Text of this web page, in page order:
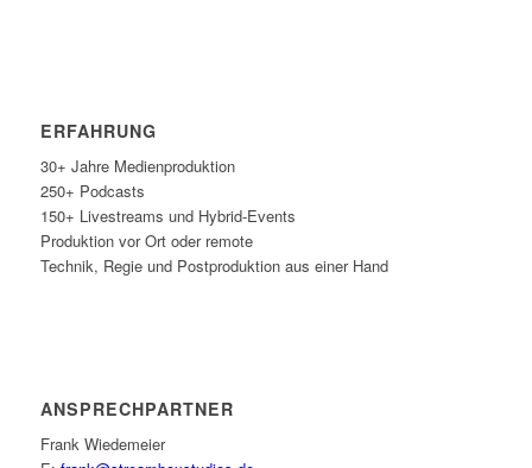
ERFAH­RUNG
30+ Jah­re Medienproduktion
250+ Podcasts
150+ Live­streams und Hybrid-Events
Pro­duk­ti­on vor Ort oder remote
Tech­nik, Regie und Post­pro­duk­ti­on aus einer Hand
ANSPRECH­PART­NER
Frank Wie­demei­er